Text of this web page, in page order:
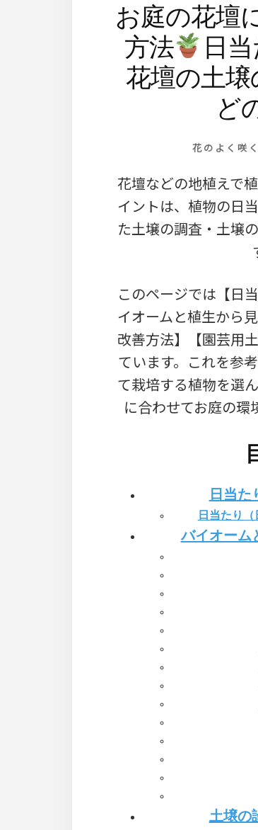
お庭の花壇
方法
日
花壇の土
ど
花のよく咲
花壇などの地植えで
イントは、植物の日
た土壌の調査・土壌
このページでは【日
イオームと植生から
改善方法】【園芸用
ています。これを参
て栽培する植物を選
に合わせてお庭の環
日当た
日当たり
バイオーム
土壌の